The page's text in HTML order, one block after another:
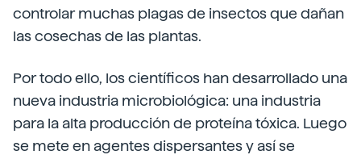
controlar muchas plagas de insectos que dañan
las cosechas de las plantas.
Por todo ello, los científicos han desarrollado una
nueva industria microbiológica: una industria
para la alta producción de proteína tóxica. Luego
se mete en agentes dispersantes y así se